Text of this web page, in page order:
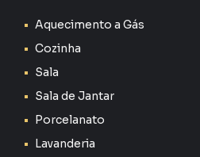
Não deixe essa chance passar.
Com uma localização
casa pode ser o seu novo lar.
Casa para Venda em região
Aquecimento a Gás
Cozinha
Sala
Sala de Jantar
Porcelanato
Lavanderia